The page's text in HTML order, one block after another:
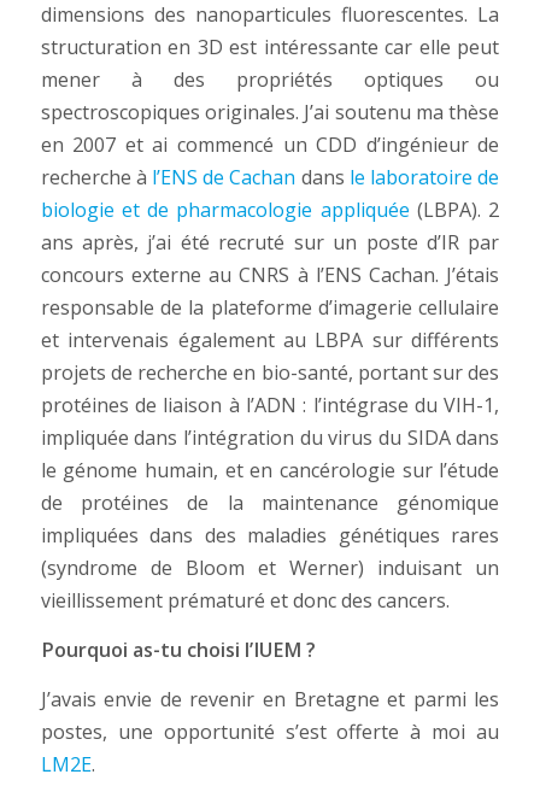
dimensions des nanoparticules fluorescentes. La
structuration en 3D est intéressante car elle peut
mener à des propriétés optiques ou
spectroscopiques originales. J’ai soutenu ma thèse
en 2007 et ai commencé un CDD d’ingénieur de
recherche à l’ENS de Cachan dans le laboratoire de
biologie et de pharmacologie appliquée (LBPA). 2
ans après, j’ai été recruté sur un poste d’IR par
concours externe au CNRS à l’ENS Cachan. J’étais
responsable de la plateforme d’imagerie cellulaire
et intervenais également au LBPA sur différents
projets de recherche en bio-santé, portant sur des
protéines de liaison à l’ADN : l’intégrase du VIH-1,
impliquée dans l’intégration du virus du SIDA dans
le génome humain, et en cancérologie sur l’étude
de protéines de la maintenance génomique
impliquées dans des maladies génétiques rares
(syndrome de Bloom et Werner) induisant un
vieillissement prématuré et donc des cancers.
Pourquoi as-tu choisi l’IUEM ?
J’avais envie de revenir en Bretagne et parmi les
postes, une opportunité s’est offerte à moi au
LM2E.